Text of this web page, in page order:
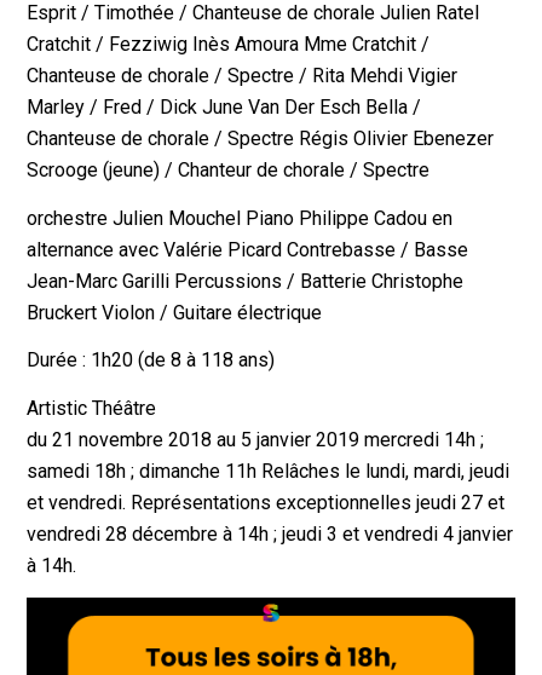
Esprit / Timothée / Chanteuse de chorale Julien Ratel
Cratchit / Fezziwig Inès Amoura Mme Cratchit /
Chanteuse de chorale / Spectre / Rita Mehdi Vigier
Marley / Fred / Dick June Van Der Esch Bella /
Chanteuse de chorale / Spectre Régis Olivier Ebenezer
Scrooge (jeune) / Chanteur de chorale / Spectre
orchestre Julien Mouchel Piano Philippe Cadou en
alternance avec Valérie Picard Contrebasse / Basse
Jean-Marc Garilli Percussions / Batterie Christophe
Bruckert Violon / Guitare électrique
Durée : 1h20 (de 8 à 118 ans)
Artistic Théâtre
du 21 novembre 2018 au 5 janvier 2019 mercredi 14h ;
samedi 18h ; dimanche 11h Relâches le lundi, mardi, jeudi
et vendredi. Représentations exceptionnelles jeudi 27 et
vendredi 28 décembre à 14h ; jeudi 3 et vendredi 4 janvier
à 14h.